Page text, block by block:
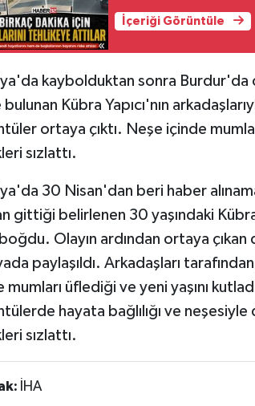
İçeriği Görüntüle
kaybolduktan sonra Burdur'da
bulunan Kübra Yapıcı'nın
ortaya çıktı. Neşe içinde
sızlattı.
30 Nisan'dan beri haber
gittiği belirlenen 30 yaşındaki
Olayın ardından ortaya
paylaşıldı. Arkadaşları
mumları üflediği ve yeni yaşını
hayata bağlılığı ve
sızlattı.
İHA